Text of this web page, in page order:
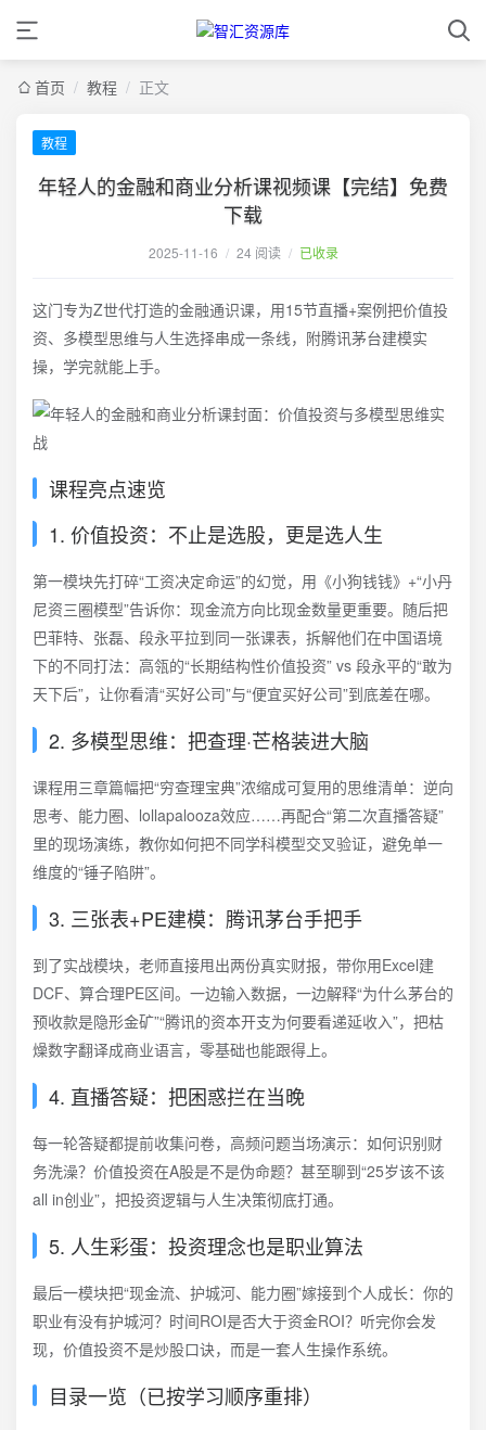
首页 / 教程 / 正文
教程
年轻人的金融和商业分析课视频课【完结】免费
下载
2025-11-16 / 24 阅读 / 已收录
这门专为Z世代打造的金融通识课，用15节直播+案例把价值投
资、多模型思维与人生选择串成一条线，附腾讯茅台建模实
操，学完就能上手。
课程亮点速览
1. 价值投资：不止是选股，更是选人生
第一模块先打碎“工资决定命运”的幻觉，用《小狗钱钱》+“小丹
尼资三圈模型”告诉你：现金流方向比现金数量更重要。随后把
巴菲特、张磊、段永平拉到同一张课表，拆解他们在中国语境
下的不同打法：高瓴的“长期结构性价值投资” vs 段永平的“敢为
天下后”，让你看清“买好公司”与“便宜买好公司”到底差在哪。
2. 多模型思维：把查理·芒格装进大脑
课程用三章篇幅把“穷查理宝典”浓缩成可复用的思维清单：逆向
思考、能力圈、lollapalooza效应……再配合“第二次直播答疑”
里的现场演练，教你如何把不同学科模型交叉验证，避免单一
维度的“锤子陷阱”。
3. 三张表+PE建模：腾讯茅台手把手
到了实战模块，老师直接甩出两份真实财报，带你用Excel建
DCF、算合理PE区间。一边输入数据，一边解释“为什么茅台的
预收款是隐形金矿”“腾讯的资本开支为何要看递延收入”，把枯
燥数字翻译成商业语言，零基础也能跟得上。
4. 直播答疑：把困惑拦在当晚
每一轮答疑都提前收集问卷，高频问题当场演示：如何识别财
务洗澡？价值投资在A股是不是伪命题？甚至聊到“25岁该不该
all in创业”，把投资逻辑与人生决策彻底打通。
5. 人生彩蛋：投资理念也是职业算法
最后一模块把“现金流、护城河、能力圈”嫁接到个人成长：你的
职业有没有护城河？时间ROI是否大于资金ROI？听完你会发
现，价值投资不是炒股口诀，而是一套人生操作系统。
目录一览（已按学习顺序重排）